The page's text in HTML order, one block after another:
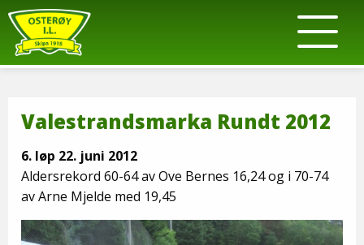
Valestrandsmarka Rundt 2012
6. løp 22. juni 2012
Aldersrekord 60-64 av Ove Bernes 16,24 og i 70-74
av Arne Mjelde med 19,45